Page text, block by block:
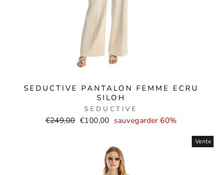
SEDUCTIVE PANTALON FEMME ECRU
SILOH
SEDUCTIVE
Prix
€249,00 Prix
€100,00 sauvegarder 60%
Vente